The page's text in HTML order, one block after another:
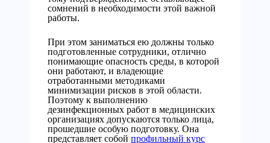
сомнений в необходимости этой важной
работы.
При этом заниматься ею должны только
подготовленные сотрудники, отлично
понимающие опасность среды, в которой
они работают, и владеющие
отработанными методиками
минимизации рисков в этой области.
Поэтому к выполнению
дезинфекционных работ в медицинских
организациях допускаются только лица,
прошедшие особую подготовку. Она
представляет собой профильный курс